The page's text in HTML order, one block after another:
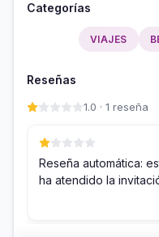
Categorías
VIAJES
Reseñas
1.0 · 1 reseña
Reseña automática:
ha atendido la